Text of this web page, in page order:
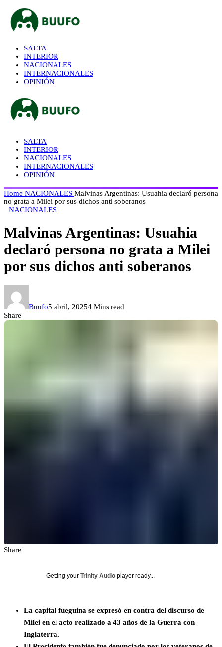
SALTA
INTERIOR
NACIONALES
INTERNACIONALES
OPINIÓN
SALTA
INTERIOR
NACIONALES
INTERNACIONALES
OPINIÓN
Home NACIONALES Malvinas Argentinas: Usuahia declaró persona
no grata a Milei por sus dichos anti soberanos
NACIONALES
Malvinas Argentinas: Usuahia
declaró persona no grata a Milei
por sus dichos anti soberanos
Buufo5 abril, 20254 Mins read
Share
Share
Getting your Trinity Audio player ready...
La capital fueguina se expresó en contra del discurso de
Milei en el acto realizado a 43 años de la Guerra con
Inglaterra.